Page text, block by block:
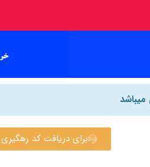
برای دریافت کد رهگیری روی